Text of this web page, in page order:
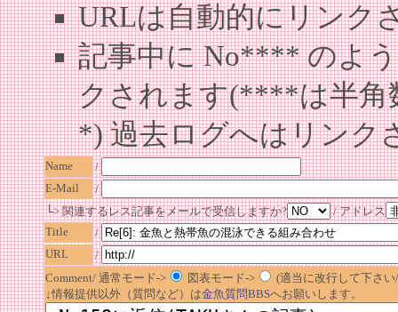
URLは自動的にリンク
記事中に No**** のよ
クされます(****は半角
*) 過去ログへはリンク
Name
/
E-Mail
/
└> 関連するレス記事をメールで受信しますか?
/ アドレス
Title
/
URL
/
Comment/ 通常モード->
図表モード->
(適当に改行して下さ
↓情報提供以外（質問など）は金魚質問BBSへお願いします。